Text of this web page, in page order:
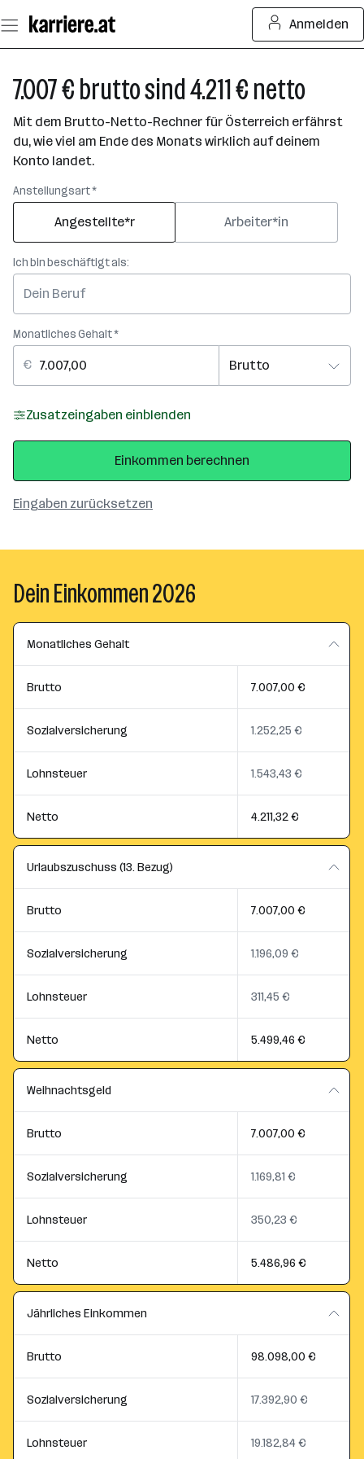
Seiteninhalt
springen
Anmelden
7.007 € brutto sind 4.211 € netto
Mit dem Brutto-Netto-Rechner für Österreich erfährst
du, wie viel am Ende des Monats wirklich auf deinem
Konto landet.
Anstellungsart *
Angestellte*r Arbeiter*in
Ich bin beschäftigt als:
Monatliches Gehalt *
Zusatzeingaben einblenden
Eingaben zurücksetzen
Einkommen berechnen
Dein Einkommen 2026
Monatliches Gehalt
Brutto 7.007,00 €
Sozialversicherung 1.252,25 €
Lohnsteuer 1.543,43 €
Netto 4.211,32 €
Urlaubszuschuss (13. Bezug)
Brutto 7.007,00 €
Sozialversicherung 1.196,09 €
Lohnsteuer 311,45 €
Netto 5.499,46 €
Weihnachtsgeld
Brutto 7.007,00 €
Sozialversicherung 1.169,81 €
Lohnsteuer 350,23 €
Netto 5.486,96 €
Jährliches Einkommen
Brutto 98.098,00 €
Sozialversicherung 17.392,90 €
Lohnsteuer 19.182,84 €